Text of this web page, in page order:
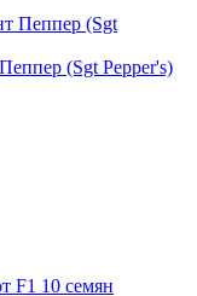
(Sgt Pepper's)